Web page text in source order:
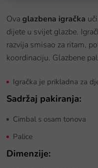
Ova glazbena igračka
dijete u svijet glazbe.
razvija smisao za ritam,
koordinaciju. Glazbene
Igračka je prikladna za
Sadržaj pakiranja:
Cimbal s osam tonova
Palice
Dimenzije: